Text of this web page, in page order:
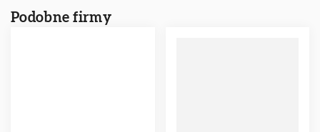
Podobne firmy